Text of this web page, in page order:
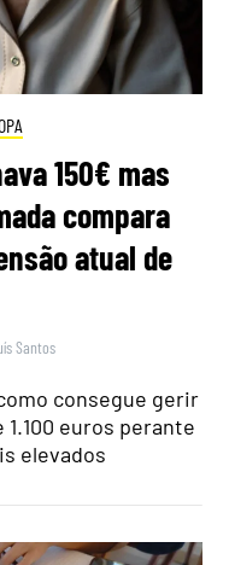
150€ mas
compara
atual de
Santos
consegue gerir
euros perante
elevados